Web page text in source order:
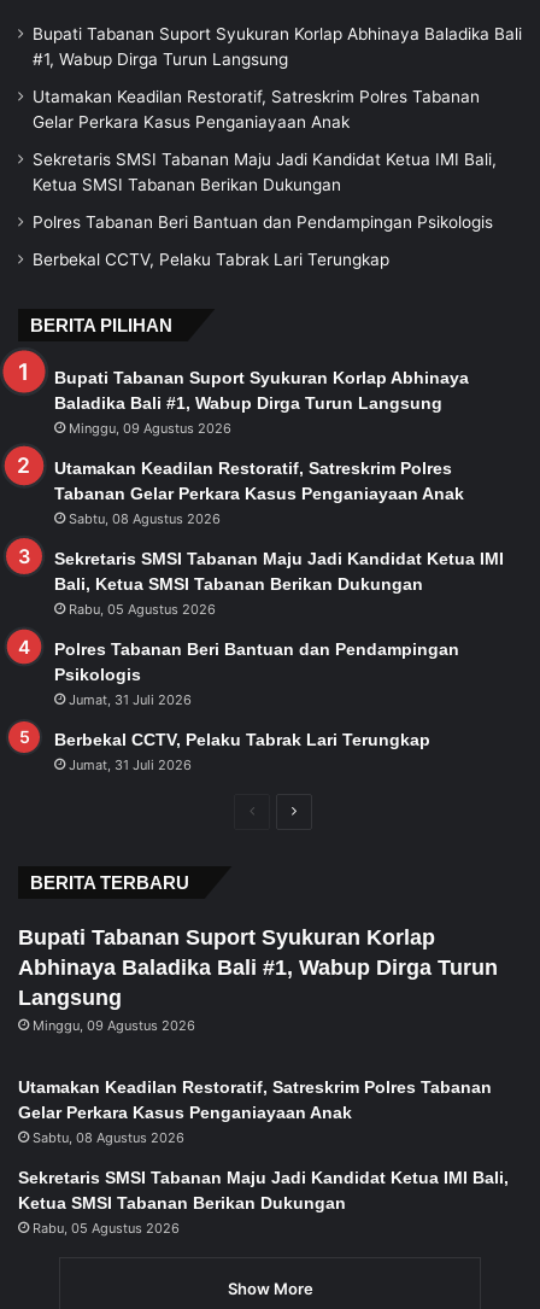
Bupati Tabanan Suport Syukuran Korlap Abhinaya Baladika Bali
#1, Wabup Dirga Turun Langsung
Utamakan Keadilan Restoratif, Satreskrim Polres Tabanan
Gelar Perkara Kasus Penganiayaan Anak
Sekretaris SMSI Tabanan Maju Jadi Kandidat Ketua IMI Bali,
Ketua SMSI Tabanan Berikan Dukungan
Polres Tabanan Beri Bantuan dan Pendampingan Psikologis
Berbekal CCTV, Pelaku Tabrak Lari Terungkap
BERITA PILIHAN
Bupati Tabanan Suport Syukuran Korlap Abhinaya
Baladika Bali #1, Wabup Dirga Turun Langsung
Minggu, 09 Agustus 2026
Utamakan Keadilan Restoratif, Satreskrim Polres
Tabanan Gelar Perkara Kasus Penganiayaan Anak
Sabtu, 08 Agustus 2026
Sekretaris SMSI Tabanan Maju Jadi Kandidat Ketua IMI
Bali, Ketua SMSI Tabanan Berikan Dukungan
Rabu, 05 Agustus 2026
Polres Tabanan Beri Bantuan dan Pendampingan
Psikologis
Jumat, 31 Juli 2026
Berbekal CCTV, Pelaku Tabrak Lari Terungkap
Jumat, 31 Juli 2026
PreviousNext
BERITA TERBARU
Bupati Tabanan Suport Syukuran Korlap
Abhinaya Baladika Bali #1, Wabup Dirga Turun
Langsung
Minggu, 09 Agustus 2026
Utamakan Keadilan Restoratif, Satreskrim Polres Tabanan
Gelar Perkara Kasus Penganiayaan Anak
Sabtu, 08 Agustus 2026
Sekretaris SMSI Tabanan Maju Jadi Kandidat Ketua IMI Bali,
Ketua SMSI Tabanan Berikan Dukungan
Rabu, 05 Agustus 2026
Show More